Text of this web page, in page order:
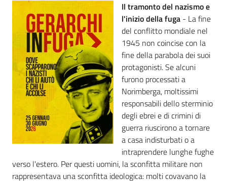
Il tramonto del nazismo e
l'inizio della fuga - La fine
del conflitto mondiale nel
1945 non coincise con la
fine della parabola dei suoi
protagonisti. Se alcuni
furono processati a
Norimberga, moltissimi
responsabili dello sterminio
degli ebrei e di crimini di
guerra riuscirono a tornare
a casa indisturbati o a
intraprendere lunghe fughe
verso l'estero. Per questi uomini, la sconfitta militare non
rappresentava una sconfitta ideologica: molti covavano la